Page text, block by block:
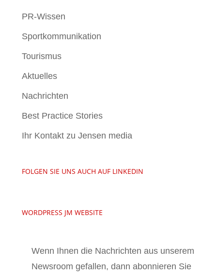
PR-Wissen
Sportkommunikation
Tourismus
Aktuelles
Nachrichten
Best Practice Stories
Ihr Kontakt zu Jensen media
FOLGEN SIE UNS AUCH AUF LINKEDIN
WORDPRESS JM WEBSITE
Wenn Ihnen die Nachrichten aus unserem
Newsroom gefallen, dann abonnieren Sie